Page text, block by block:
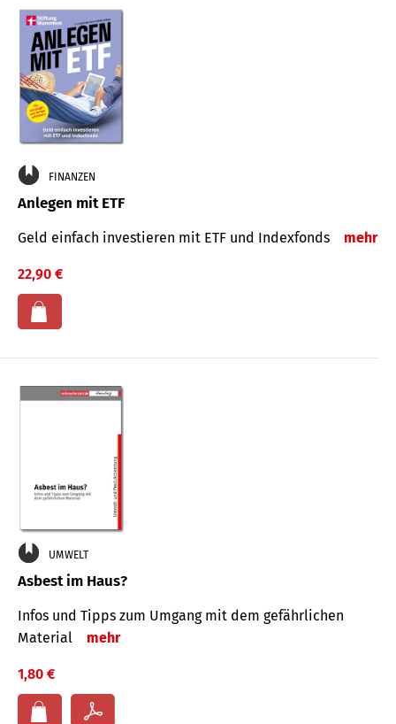
FINANZEN
Anlegen mit ETF
Geld einfach investieren mit ETF und Indexfonds mehr
22,90 €
UMWELT
Asbest im Haus?
Infos und Tipps zum Um­gang mit dem ge­fähr­lichen
Mate­rial
mehr
1,80 €